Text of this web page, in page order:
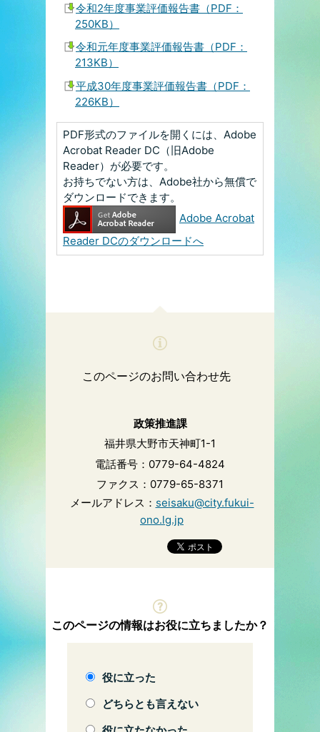
令和2年度事業評価報告書（PDF：
250KB）
令和元年度事業評価報告書（PDF：
213KB）
平成30年度事業評価報告書（PDF：
226KB）
PDF形式のファイルを開くには、Adobe
Acrobat Reader DC（旧Adobe
Reader）が必要です。
お持ちでない方は、Adobe社から無償で
ダウンロードできます。
Adobe Acrobat
Reader DCのダウンロードへ
このページのお問い合わせ先
政策推進課
福井県大野市天神町1-1
電話番号：0779-64-4824
ファクス：0779-65-8371
メールアドレス： seisaku@city.fukui-
ono.lg.jp
このページの情報はお役に立ちましたか？
役に立った
どちらとも言えない